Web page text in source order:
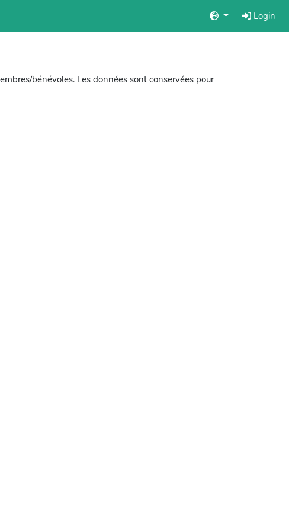
Login
bénévoles. Les données sont conservées pour